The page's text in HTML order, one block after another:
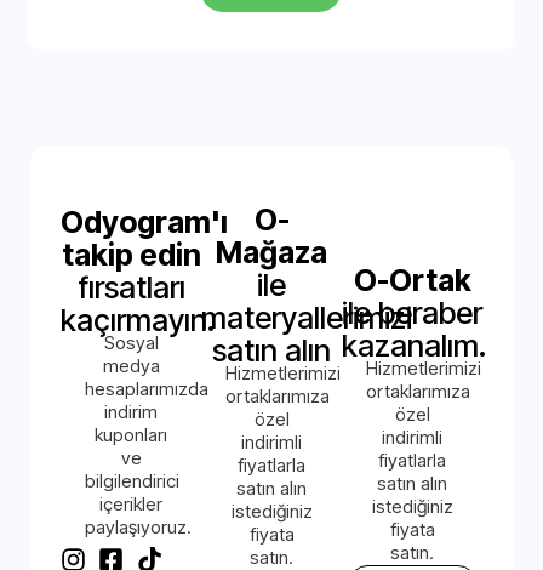
Odyogram'ı
takip edin
fırsatları
kaçırmayın.
Sosyal
medya
hesaplarımızda
indirim
kuponları
ve
bilgilendirici
içerikler
paylaşıyoruz.
O-
Mağaza
ile
materyallerimizi
satın alın
Hizmetlerimizi
ortaklarımıza
özel
indirimli
fiyatlarla
satın alın
istediğiniz
fiyata
satın.
O-Ortak
ile beraber
kazanalım.
Hizmetlerimizi
ortaklarımıza
özel
indirimli
fiyatlarla
satın alın
istediğiniz
fiyata
satın.